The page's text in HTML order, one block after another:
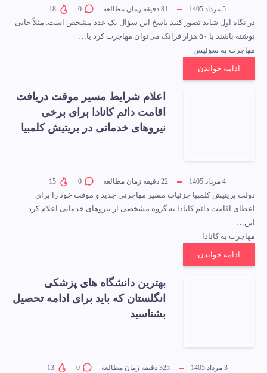
5 مرداد 1405 81 دقیقه زمان مطالعه 0
18
در نگاه اول شاید تصور کنید پاسخ این سؤال یک عدد مشخص است. مثلاً جایی
نوشته باشند با ۵۰ هزار فرانک می‌توان مهاجرت کرد یا…
مهاجرت به سوئیس
ادامه خواندن
اعلام شرایط مسیر موقت دریافت
اقامت دائم کانادا برای برخی
نیروهای خدماتی در بریتیش کلمبیا
4 مرداد 1405 22 دقیقه زمان مطالعه 0
15
دولت بریتیش کلمبیا جزئیات مسیر مهاجرتی جدید و موقت خود را برای
اعطای اقامت دائم کانادا به گروه مشخصی از نیروهای خدماتی اعلام کرد.
این…
مهاجرت به کانادا
ادامه خواندن
بهترین دانشگاه های پزشکی
انگلستان که باید برای ادامه تحصیل
بشناسید
3 مرداد 1405 325 دقیقه زمان مطالعه 0
13